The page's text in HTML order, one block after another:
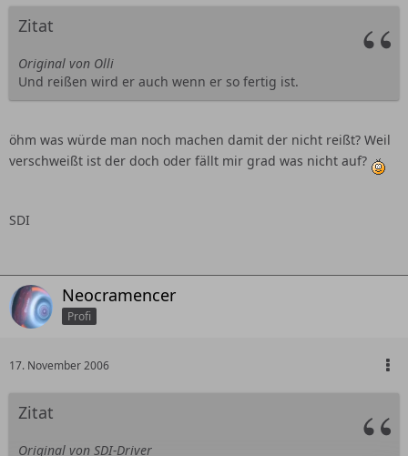
Zitat
Original von Olli
Und reißen wird er auch wenn er so fertig ist.
öhm was würde man noch machen damit der nicht reißt? Weil
verschweißt ist der doch oder fällt mir grad was nicht auf?
SDI
Neocramencer
Profi
17. November 2006
Zitat
Original von SDI-Driver